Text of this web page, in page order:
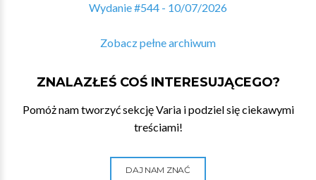
Wydanie #544 - 10/07/2026
Zobacz pełne archiwum
ZNALAZŁEŚ COŚ INTERESUJĄCEGO?
Pomóż nam tworzyć sekcję Varia i podziel się ciekawymi
treściami!
DAJ NAM ZNAĆ